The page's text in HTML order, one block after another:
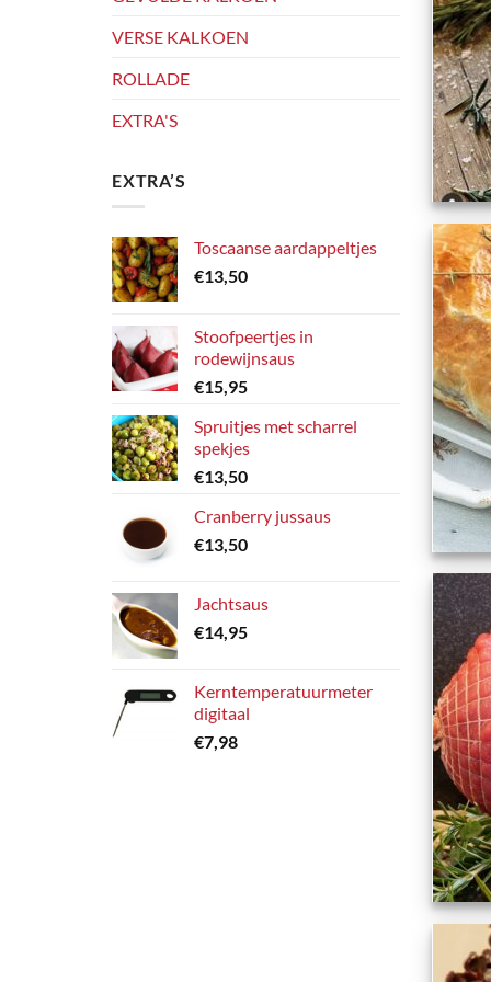
VERSE KALKOEN
ROLLADE
EXTRA'S
EXTRA’S
Toscaanse aardappeltjes
€13,50
Stoofpeertjes in
rodewijnsaus
€15,95
Spruitjes met scharrel
spekjes
€13,50
Cranberry jussaus
€13,50
Jachtsaus
€14,95
Kerntemperatuurmeter
digitaal
€7,98
+
+